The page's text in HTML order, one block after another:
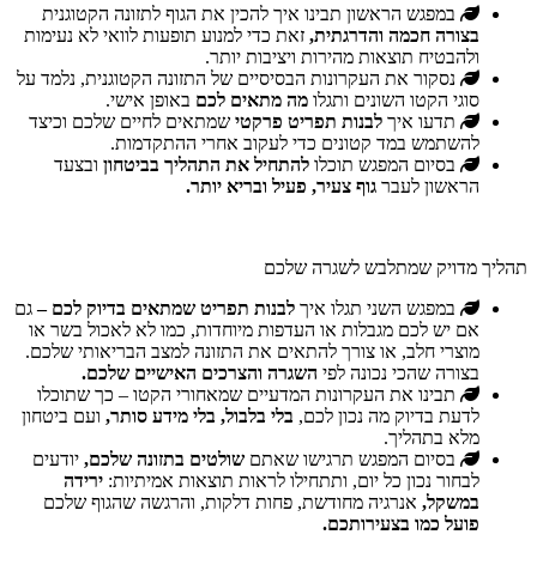
במפגש הראשון תבינו איך להכין את הגוף לתזונה הקטוגנית
בצורה חכמה והדרגתית, זאת כדי למנוע תופעות לוואי לא נעימות
ולהבטיח תוצאות מהירות ויציבות יותר.
נסקור את העקרונות הבסיסיים של התזונה הקטוגנית, נלמד על
סוגי הקטו השונים ותגלו מה מתאים לכם באופן אישי.
תדעו איך לבנות תפריט פרקטי שמתאים לחיים שלכם וכיצד
להשתמש במד קטונים כדי לעקוב אחרי ההתקדמות.
בסיום המפגש תוכלו להתחיל את התהליך בביטחון ובצעד
הראשון לעבר גוף צעיר, פעיל ובריא יותר.
תהליך מדויק שמתלבש לשגרה שלכם
במפגש השני תגלו איך לבנות תפריט שמתאים בדיוק לכם –גם
אם יש לכם מגבלות או העדפות מיוחדות, כמו לא לאכול בשר או
מוצרי חלב, או צורך להתאים את התזונה למצב הבריאותי שלכם.
בצורה שהכי נכונה לפי השגרה והצרכים האישיים שלכם.
תבינו את העקרונות המדעיים שמאחורי הקטו – כך שתוכלו
לדעת בדיוק מה נכון לכם, בלי בלבול, בלי מידע סותר, ועם ביטחון
מלא בתהליך.
בסיום המפגש תרגישו שאתם שולטים בתזונה שלכם, יודעים
לבחור נכון כל יום, ותתחילו לראות תוצאות אמיתיות: ירידה
במשקל, אנרגיה מחודשת, פחות דלקות, והרגשה שהגוף שלכם
פועל כמו בצעירותכם.